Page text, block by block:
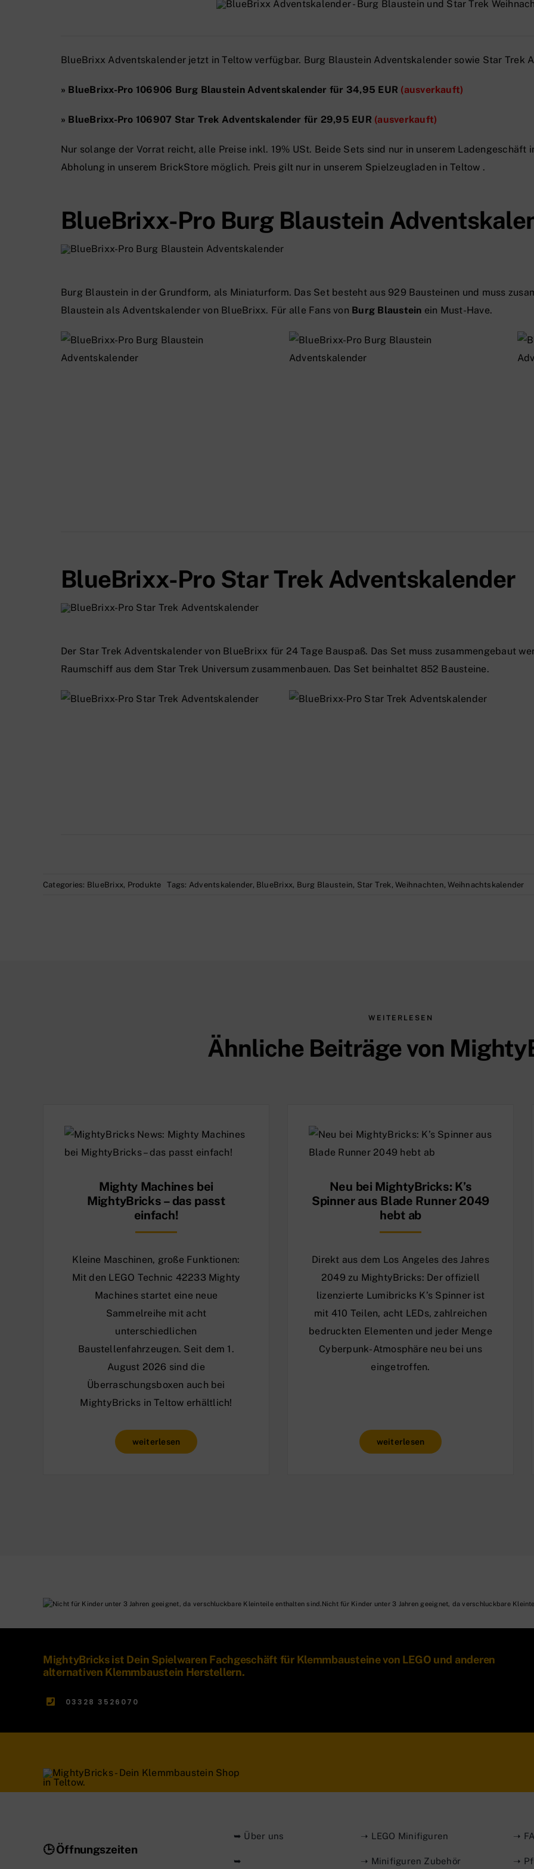
BlueBrixx Adventskalender jetzt in Teltow verfügbar. Burg Blaustein Adventskalender sowie Star Trek
» BlueBrixx-Pro 106906 Burg Blaustein Adventskalender für 34,95 EUR (ausverkauft)
» BlueBrixx-Pro 106907 Star Trek Adventskalender für 29,95 EUR (ausverkauft)
Nur solange der Vorrat reicht, alle Preise inkl. 19% USt. Beide Sets sind nur in unserem Ladengeschäft
Abholung in unserem BrickStore möglich. Preis gilt nur in unserem Spielzeugladen inTeltow .
BlueBrixx-Pro Burg Blaustein
Burg Blaustein in der Grundform, als Miniaturform. Das Set besteht aus 929 Bausteinen und muss
Blaustein als Adventskalendervon BlueBrixx. Für alle Fans von Burg Blaustein ein Must-Have.
BlueBrixx-Pro Star Trek Adventskalender
Der Star Trek Adventskalender von BlueBrixx für 24 Tage Bauspaß. Das Set muss zusammengebaut
Raumschiff aus dem Star Trek Universum zusammenbauen. Das Set beinhaltet 852 Bausteine.
Categories: BlueBrixx, Produkte Tags: Adventskalender, BlueBrixx, Burg Blaustein, Star Trek ,Weihnachten,Weihnachtskalender
WEITERLESEN
Ähnliche Beiträge von
Mighty Machines bei
MightyBricks – das passt
einfach!
Kleine Maschinen, große Funktionen:
Mit den LEGO Technic 42233 Mighty
Machines startet eine neue
Sammelreihe mit acht
unterschiedlichen
Baustellenfahrzeugen. Seit dem 1.
August 2026 sind die
Überraschungsboxen auch bei
MightyBricks in Teltow erhältlich!
weiterlesen
Neu bei MightyBricks: K’s
Spinner aus Blade Runner 2049
hebt ab
Direkt aus dem Los Angeles des Jahres
2049 zu MightyBricks: Der offiziell
lizenzierte Lumibricks K’s Spinner ist
mit 410 Teilen, acht LEDs, zahlreichen
bedruckten Elementen und jeder Menge
Cyberpunk-Atmosphäre neu bei uns
eingetroffen.
weiterlesen
Nicht für Kinder unter 3 Jahren geeignet, da verschluckbare
MightyBricks ist Dein Spielwaren Fachgeschäft für Klemmbausteine von LEGO und anderen
alternativen Klemmbaustein Herstellern.
03328 3526070
🕒 Öffnungszeiten
➥ Über uns
➥
➝ LEGO Minifiguren
➝ Minifiguren Zubehör
➝
➝